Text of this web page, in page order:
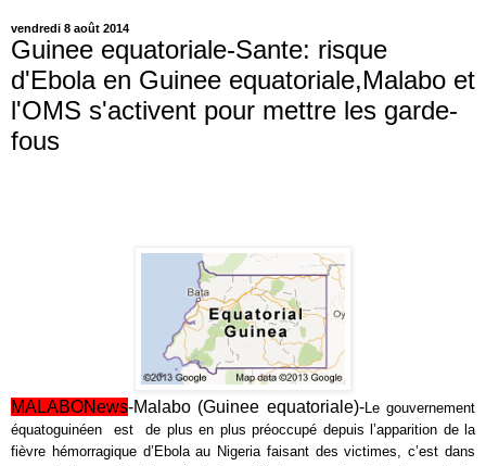
vendredi 8 août 2014
Guinee equatoriale-Sante: risque
d'Ebola en Guinee equatoriale,Malabo et
l'OMS s'activent pour mettre les garde-
fous
MALABONews-Malabo (Guinee equatoriale)-Le gouvernement
équatoguinéen est de plus en plus préoccupé depuis l’apparition de la
fièvre hémorragique d’Ebola au Nigeria faisant des victimes, c’est dans